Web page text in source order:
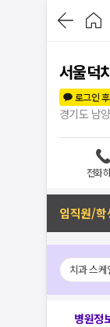
서울덕
로그인
경기도 남
전화
임직원/학
치과 스케
병원정